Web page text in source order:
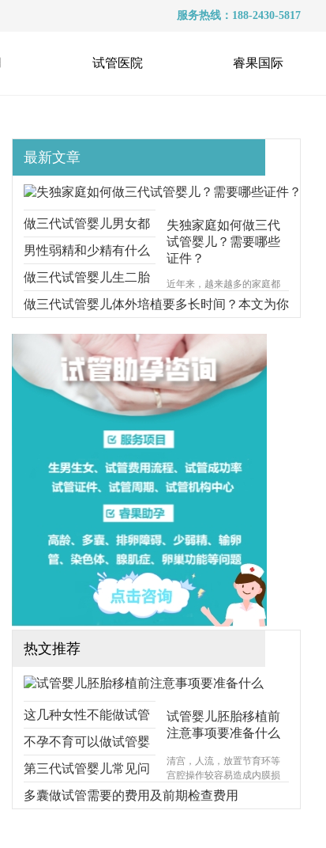
服务热线：188-2430-5817
试管医院 睿果国际
最新文章
失独家庭如何做三代
试管婴儿？需要哪些
证件？
近年来，越来越多的家庭都
遭受着失去孩子的痛苦，对
于失独家庭的来说，再生育
安慰方式。那么，失独家庭
想做三代试管可行吗？需要
哪些手续？（如果还想了解
更多的试管婴儿流程、费
用、成功率，可点击在线咨
询，询问专业顾问，解决相
做三代试管婴儿男女都
要准备什么？本文跟你
说明一切
男性弱精和少精有什么
区别？能不能做三代试
管？
做三代试管婴儿生二胎
要考虑什么问题？本文
给你解释清楚
做三代试管婴儿体外培植要多长时间？本文为你
步步分解
热文推荐
试管婴儿胚胎移植前
注意事项要准备什么
清宫，人流，放置节育环等
宫腔操作较容易造成内膜损
伤，使基底层受损，造成宫
腔内形成粘连，宫腔形态异
这几种女性不能做试管
婴儿，不能！不能！不
能！
不孕不育可以做试管婴
儿吗？
第三代试管婴儿常见问
题，你想知道的都在
多囊做试管需要的费用及前期检查费用